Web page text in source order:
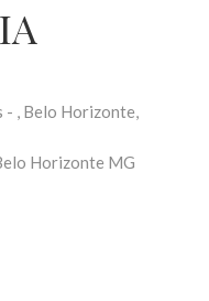
- , Belo Horizonte,
Horizonte MG